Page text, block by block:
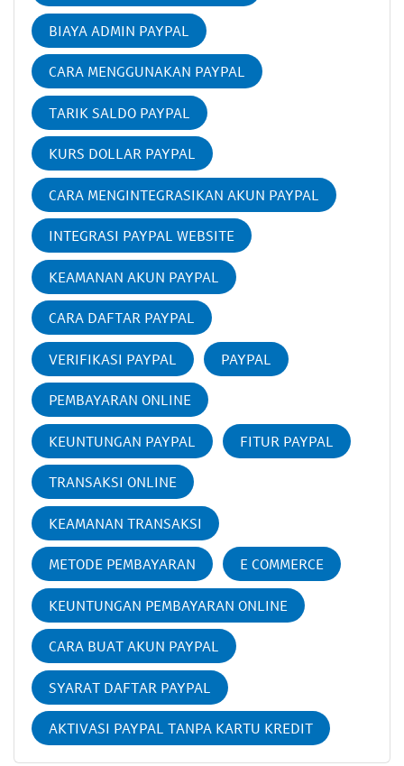
BIAYA ADMIN PAYPAL
CARA MENGGUNAKAN PAYPAL
TARIK SALDO PAYPAL
KURS DOLLAR PAYPAL
CARA MENGINTEGRASIKAN AKUN PAYPAL
INTEGRASI PAYPAL WEBSITE
KEAMANAN AKUN PAYPAL
CARA DAFTAR PAYPAL
VERIFIKASI PAYPAL PAYPAL
PEMBAYARAN ONLINE
KEUNTUNGAN PAYPAL FITUR PAYPAL
TRANSAKSI ONLINE
KEAMANAN TRANSAKSI
METODE PEMBAYARAN E COMMERCE
KEUNTUNGAN PEMBAYARAN ONLINE
CARA BUAT AKUN PAYPAL
SYARAT DAFTAR PAYPAL
AKTIVASI PAYPAL TANPA KARTU KREDIT